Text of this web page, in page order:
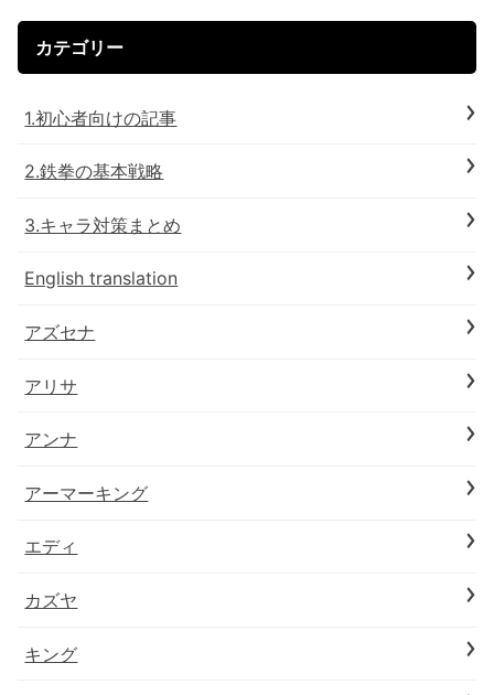
カテゴリー
1.初心者向けの記事
2.鉄拳の基本戦略
3.キャラ対策まとめ
English translation
アズセナ
アリサ
アンナ
アーマーキング
エディ
カズヤ
キング